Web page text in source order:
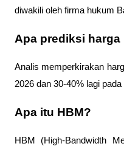
diwakili oleh firma hukum
Apa prediksi harga
Analis memperkirakan
2026 dan 30-40% lagi
Apa itu HBM?
HBM (High-Bandwidth